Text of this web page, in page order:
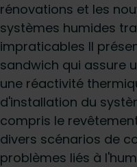
rénovations et les
systèmes humides
impraticables Il
sandwich qui assure
une réactivité
d'installation du
compris le
divers scénarios de
problèmes liés à